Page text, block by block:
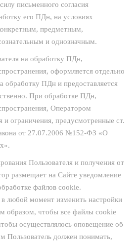
письменного согласия
его ПДн, на условиях
предметным,
и однозначным.
на обработку ПДн,
оформляется отдельно
обработку ПДн и предоставляется
При обработке ПДн,
Оператором
и ограничения, предусмотренные ст.
от 27.07.2006 №152-ФЗ «О
Пользователя и получения от
размещает на Сайте уведомление
файлов cookie.
в любой момент изменить настройки
образом, чтобы все файлы сookie
осуществлялось оповещение об
Пользователь должен понимать,